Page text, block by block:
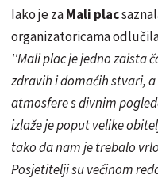
Iako je zaMali plac
organizatoricama
''Mali plac je jedno zaista
zdravih i domaćih stvari,
atmosfere s divnim
izlaže je poput velike
tako da nam je trebalo
Posjetitelji su većinom